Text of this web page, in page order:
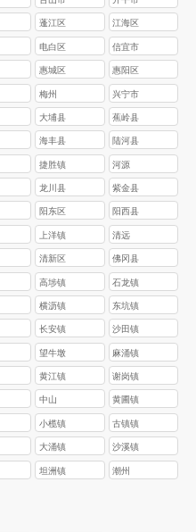
蓬江区 江海区
电白区 信宜市
惠城区 惠阳区
梅州 兴宁市
大埔县 蕉岭县
海丰县 陆河县
捷胜镇 河源
龙川县 紫金县
阳东区 阳西县
上洋镇 清远
清新区 佛冈县
高埗镇 石龙镇
横沥镇 东坑镇
长安镇 沙田镇
望牛墩 麻涌镇
黄江镇 谢岗镇
中山 黄圃镇
小榄镇 古镇镇
大涌镇 沙溪镇
坦洲镇 潮州